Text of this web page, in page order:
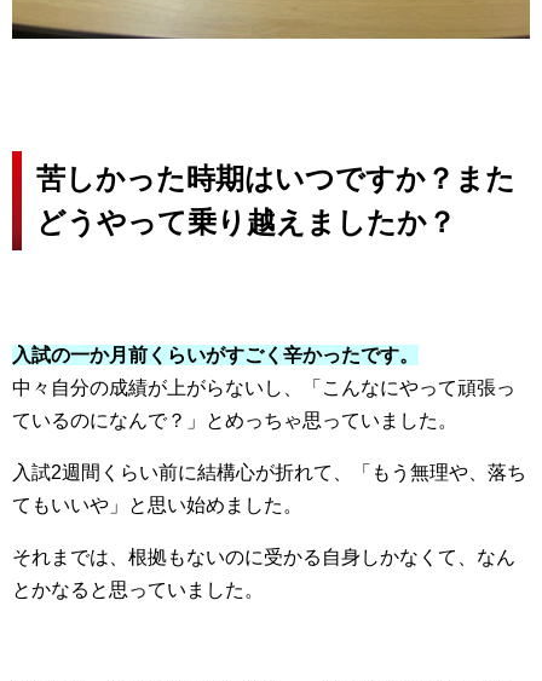
苦しかった時期はいつですか？また
どうやって乗り越えましたか？
入試の一か月前くらいがすごく辛かったです。
中々自分の成績が上がらないし、「こんなにやって頑張っ
ているのになんで？」とめっちゃ思っていました。
入試2週間くらい前に結構心が折れて、「もう無理や、落ち
てもいいや」と思い始めました。
それまでは、根拠もないのに受かる自身しかなくて、なん
とかなると思っていました。